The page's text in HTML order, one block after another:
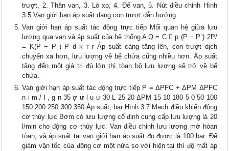
trượt, 2. Thân van, 3. Lò xo, 4. Đế van, 5. Nút điều chỉnh Hình
3.5 Van giới hạn áp suất dạng con trượt dẫn hướng
Van giới hạn áp suất tác động trực tiếp Mối quan hệ giữa lưu
lượng qua van và áp suất của hệ thống A Q = C  p (P − P ) 2P/
= K(P − P ) P d k r r Áp suất càng tăng lên, con trượt dịch
chuyển xa hơn, lưu lượng về bể chứa cũng nhiều hơn. Áp suất
tăng đến một giá trị đủ lớn thì tòan bộ lưu lượng sẽ trở về bể
chứa.
Van giới hạn áp suất tác động trực tiếp P = ΔPFC + ΔPM ΔPFC
n i m / l , g n 35 ợ ư l u ư 30 L 25 20 ΔPM 15 10 180 5 0 50 100
150 200 250 300 350 Áp suất, bar Hình 3.7 Mạch điều khiển động
cơ thủy lực Bơm có lưu lượng cố định cung cấp lưu lượng là 20
l/min cho động cơ thủy lực. Van điều chỉnh lưu lượng mở hòan
tòan, và áp suất tại van giới hạn áp suất đo được là 100 bar. Để
giảm vận tốc của động cơ một nửa so với hiện tại thì độ mất áp